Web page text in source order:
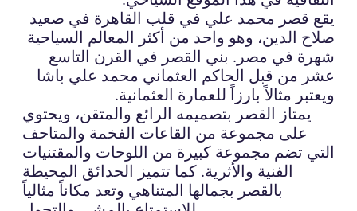
يقع قصر محمد علي في قلب القاهرة في صعيد
صلاح الدين، وهو واحد من أكثر المعالم السياحية
شهرة في مصر. بني القصر في القرن التاسع
عشر من قبل الحاكم العثماني محمد علي باشا
ويعتبر مثالاً بارزاً للعمارة العثمانية.
يمتاز القصر بتصميمه الرائع والمتقن، ويحتوي
على مجموعة من القاعات الفخمة والمتاحف
التي تضم مجموعة كبيرة من اللوحات والمقتنيات
الفنية والأثرية. كما تتميز الحدائق المحيطة
بالقصر بجمالها المتناهي وتعد مكاناً مثالياً